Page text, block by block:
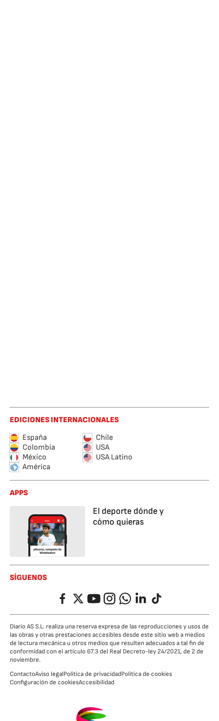
EDICIONES INTERNACIONALES
España
Chile
Colombia
USA
México
USA Latino
América
APPS
El deporte dónde y
cómo quieras
SÍGUENOS
FacebookTwitterYouTubeInstagramWhatsappLinkedIn
TikTok
Diario AS S.L. realiza una reserva expresa de las reproducciones y usos de
las obras y otras prestaciones accesibles desde este sitio web a medios
de lectura mecánica u otros medios que resulten adecuados a tal fin de
conformidad con el artículo 67.3 del Real Decreto-ley 24/2021, de 2 de
noviembre.
ContactoAviso legalPolítica de privacidadPolítica de cookies
Configuración de cookiesAccesibilidad